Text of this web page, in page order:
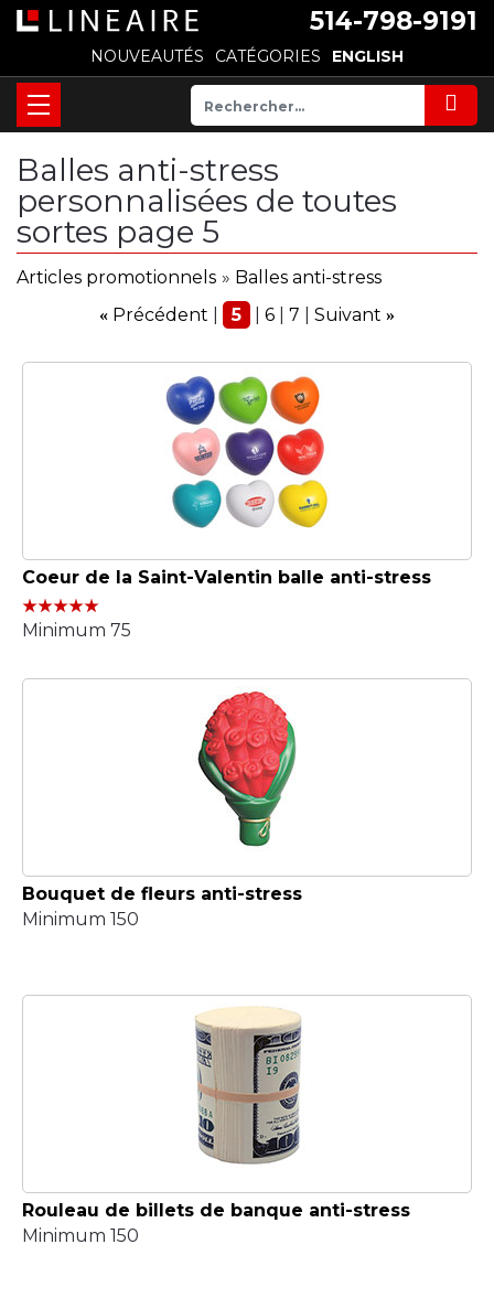
514-798-9191
NOUVEAUTÉS CATÉGORIES ENGLISH
Balles anti-stress
personnalisées de toutes
sortes page 5
Articles promotionnels » Balles anti-stress
« Précédent 5 6 7 Suivant »
Coeur de la Saint-Valentin balle anti-stress
Minimum 75
Bouquet de fleurs anti-stress
Minimum 150
Rouleau de billets de banque anti-stress
Minimum 150